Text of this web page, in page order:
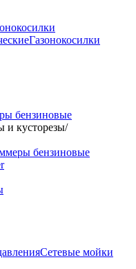
Газонокосилки
бензиновые
и кусторезы/
бензиновые
Сетевые мойки